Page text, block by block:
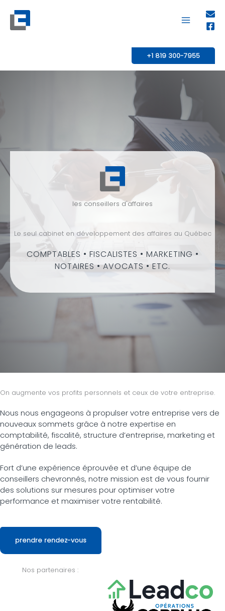
contenu
+1 819 300-7955
les conseillers d'affaires
Le seul cabinet en développement des affaires au Québec
COMPTABLES • FISCALISTES • MARKETING •
NOTAIRES • AVOCATS • ETC.
On augmente vos profits personnels et ceux de votre entreprise.
Nous nous engageons à propulser votre entreprise vers de
nouveaux sommets grâce à notre expertise en
comptabilité, fiscalité, structure d’entreprise, marketing et
génération de leads.
Fort d’une expérience éprouvée et d’une équipe de
conseillers chevronnés, notre mission est de vous fournir
des solutions sur mesures pour optimiser votre
performance et maximiser votre rentabilité.
prendre rendez-vous
Nos partenaires :